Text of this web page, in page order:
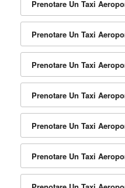
Prenotare Un Taxi
Prenotare Un Taxi
Prenotare Un Taxi
Prenotare Un Taxi
Prenotare Un Taxi
Prenotare Un Taxi